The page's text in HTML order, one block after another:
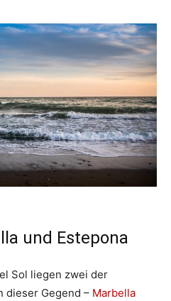
und Estepona
Sol liegen zwei der
dieser Gegend – Marbella